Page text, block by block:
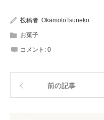
投稿者: OkamotoTsuneko
お菓子
コメント: 0
前の記事